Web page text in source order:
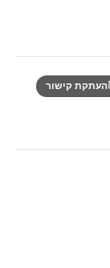
העתקת קישור